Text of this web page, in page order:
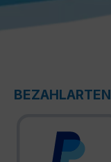
BEZAHLARTEN